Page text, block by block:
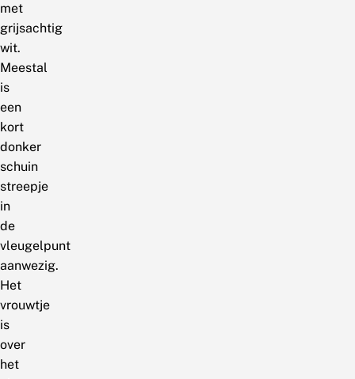
met
grijsachtig
wit.
Meestal
is
een
kort
donker
schuin
streepje
in
de
vleugelpunt
aanwezig.
Het
vrouwtje
is
over
het